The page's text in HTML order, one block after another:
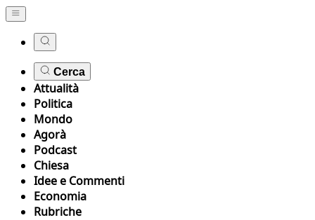
Cerca
Attualità
Politica
Mondo
Agorà
Podcast
Chiesa
Idee e Commenti
Economia
Rubriche